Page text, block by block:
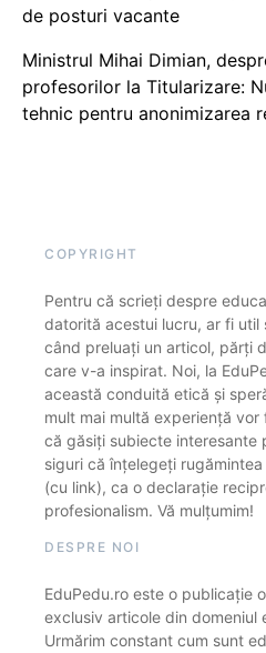
de posturi vacante
Ministrul Mihai Dimian,
profesorilor la Titularizare:
tehnic pentru anonimizarea
COPYRIGHT
Pentru că scrieți despre
datorită acestui lucru, ar fi util
când preluați un articol, părți
care v-a inspirat. Noi, la
această conduită etică și
mult mai multă experiență
că găsiți subiecte interesante
siguri că înțelegeți
(cu link), ca o declarație
profesionalism. Vă mulțumim!
DESPRE NOI
EduPedu.ro este o publicație
exclusiv articole din domeniul
Urmărim constant cum sunt